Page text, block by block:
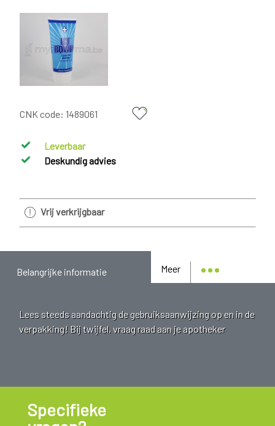
CNK code: 1489061
Leverbaar
Deskundig advies
Vrij verkrijgbaar
Meer
Belangrijke informatie
Lees steeds aandachtig de gebruiksaanwijzing op en in de
verpakking! Bij twijfel, vraag raad aan je apotheker
Specifieke